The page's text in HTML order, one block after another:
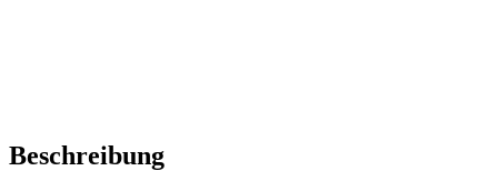
Beschreibung